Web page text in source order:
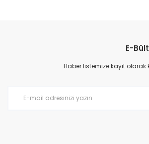
Ürün resmi kalitesiz, bozuk veya
Ürün açıklamasında eksik bilgiler
E-
Haber listemize kayıt